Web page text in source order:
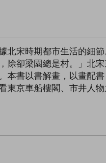
北宋時期都市生活的細
卻梁園總是村。」北宋
書以書解畫，以畫配書
東京車船樓閣、市井人